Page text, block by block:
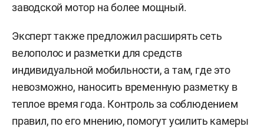
заводской мотор на более мощный.
Эксперт также предложил расширять сеть
велополос и разметки для средств
индивидуальной мобильности, а там, где это
невозможно, наносить временную разметку в
теплое время года. Контроль за соблюдением
правил, по его мнению, помогут усилить камеры